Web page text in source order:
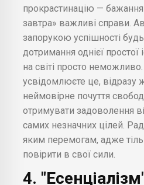
прокрастинацію — бажання
завтра» важливі справи.
запорукою успішності
дотримання однієї простої
на світі просто
усвідомлюєте це, відразу
неймовірне почуття
отримувати задоволення
самих незначних цілей.
яким перемогам, адже
повірити в свої сили.
4.